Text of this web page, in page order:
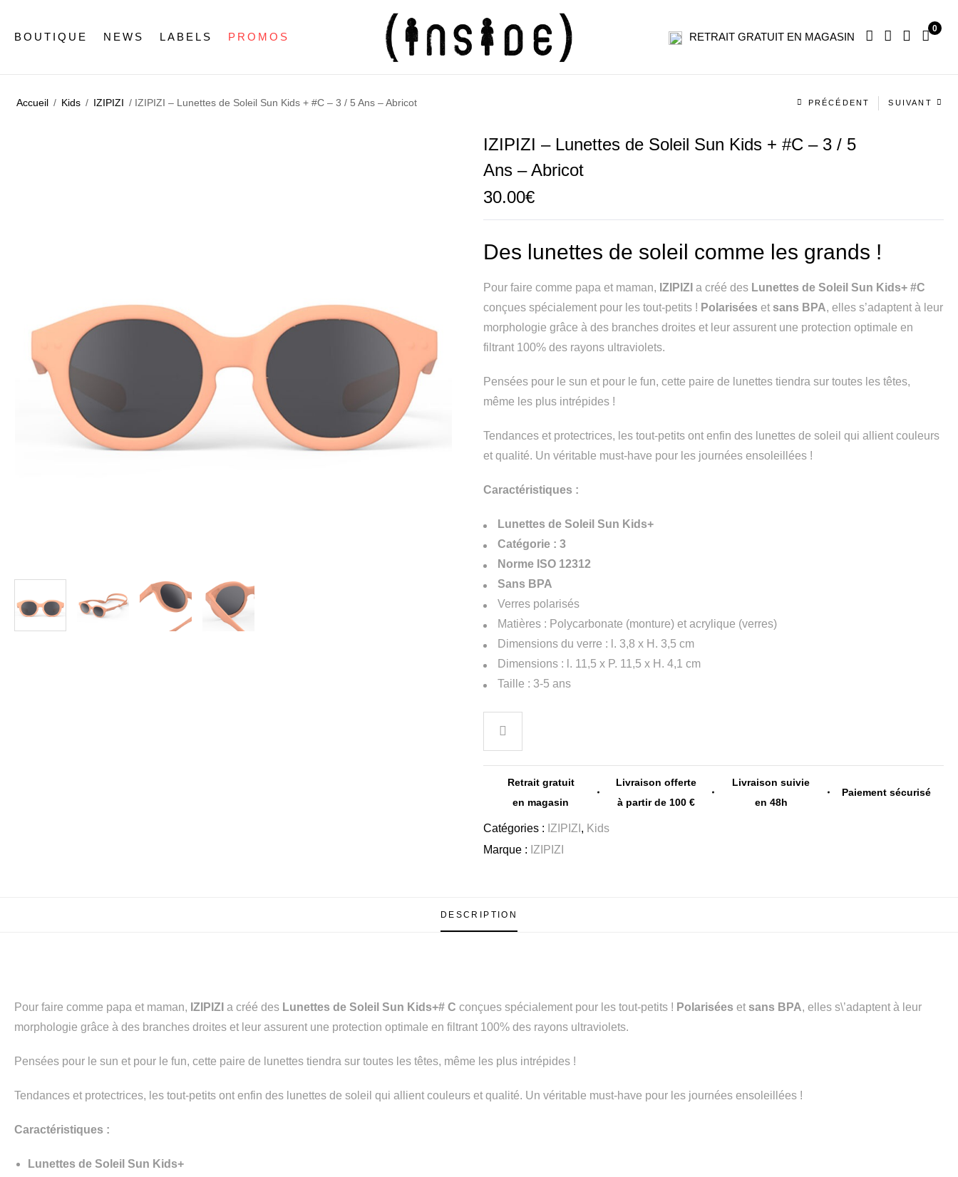
BOUTIQUE NEWS LABELS PROMOS RETRAIT GRATUIT EN MAGASIN
0
Accueil / Kids / IZIPIZI / IZIPIZI – Lunettes de Soleil Sun Kids + #C – 3 / 5 Ans – Abricot
Navigation
PRÉCÉDENT SUIVANT
IZIPIZI – Lunettes de Soleil Sun Kids + #C – 3 / 5
Ans – Abricot
30.00€
Des lunettes de soleil comme les grands !
Pour faire comme papa et maman, IZIPIZI a créé des Lunettes de Soleil Sun Kids+ #C
conçues spécialement pour les tout-petits ! Polarisées et sans BPA, elles s’adaptent à leur
morphologie grâce à des branches droites et leur assurent une protection optimale en
filtrant 100% des rayons ultraviolets.
Pensées pour le sun et pour le fun, cette paire de lunettes tiendra sur toutes les têtes,
même les plus intrépides !
Tendances et protectrices, les tout-petits ont enfin des lunettes de soleil qui allient couleurs
et qualité. Un véritable must-have pour les journées ensoleillées !
Caractéristiques :
Lunettes de Soleil Sun Kids+
Catégorie : 3
Norme ISO 12312
Sans BPA
Verres polarisés
Matières : Polycarbonate (monture) et acrylique (verres)
Dimensions du verre : l. 3,8 x H. 3,5 cm
Dimensions : l. 11,5 x P. 11,5 x H. 4,1 cm
Taille : 3-5 ans
Retrait gratuit
en magasin
Livraison offerte
à partir de 100 €
Livraison suivie
en 48h
Paiement sécurisé
Catégories : IZIPIZI , Kids
Marque : IZIPIZI
DESCRIPTION
Pour faire comme papa et maman, IZIPIZI a créé des Lunettes de Soleil Sun Kids+# C conçues spécialement pour les tout-petits ! Polarisées et sans BPA, elles s\’adaptent à leur
morphologie grâce à des branches droites et leur assurent une protection optimale en filtrant 100% des rayons ultraviolets.
Pensées pour le sun et pour le fun, cette paire de lunettes tiendra sur toutes les têtes, même les plus intrépides !
Tendances et protectrices, les tout-petits ont enfin des lunettes de soleil qui allient couleurs et qualité. Un véritable must-have pour les journées ensoleillées !
Caractéristiques :
Lunettes de Soleil Sun Kids+